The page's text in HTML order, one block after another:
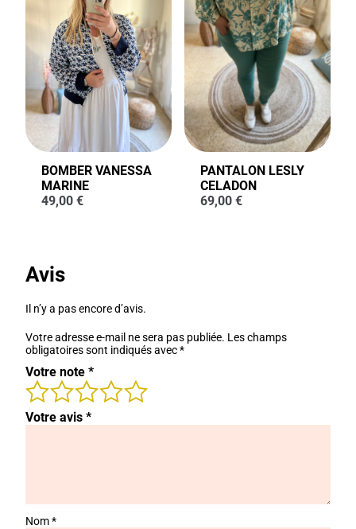
BOMBER VANESSA
MARINE
49,00 €
PANTALON LESLY
CELADON
69,00 €
Avis
Il n’y a pas encore d’avis.
Votre adresse e-mail ne sera pas publiée. Les champs
obligatoires sont indiqués avec*
Votre note *
Votre avis *
Nom*